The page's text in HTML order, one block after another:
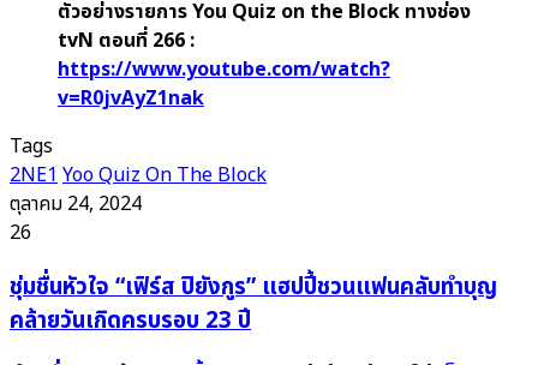
ตัวอย่างรายการ You Quiz on the Block ทางช่อง
tvN ตอนที่ 266 :
https://www.youtube.com/watch?
v=R0jvAyZ1nak
Tags
2NE1Yoo Quiz On The Block
ตุลาคม 24, 2024
26
ชุ่ม
ชื่น
ชุ่มชื่นหัวใจ “เฟิร์ส ปิยังกูร” แฮปปี้ชวนแฟนคลับทำบุญ
คล้ายวันเกิดครบรอบ 23 ปี